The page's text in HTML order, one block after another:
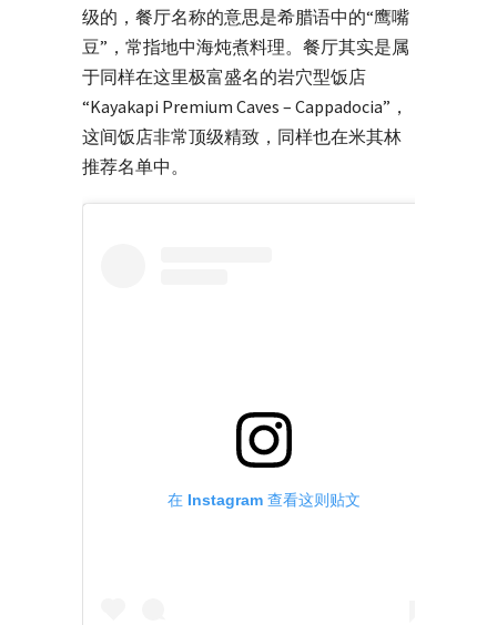
级的，餐厅名称的意思是希腊语中的“鹰嘴
豆”，常指地中海炖煮料理。餐厅其实是属
于同样在这里极富盛名的岩穴型饭店
“Kayakapi Premium Caves – Cappadocia”，
这间饭店非常顶级精致，同样也在米其林
推荐名单中。
在 Instagram 查看这则贴文